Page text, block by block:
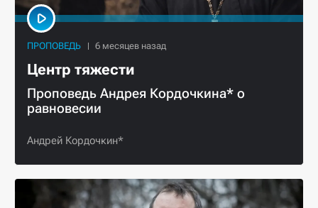
ПРОПОВЕДЬ
Центр тяжести
Проповедь Андрея Кордочкина* о
равновесии
Андрей Кордочкин*